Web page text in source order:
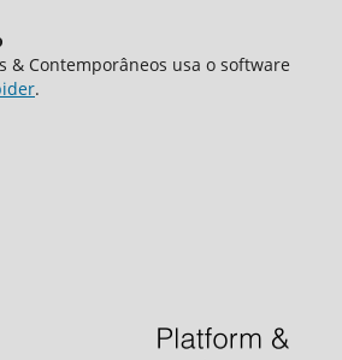
& Contemporâneos usa o software
.